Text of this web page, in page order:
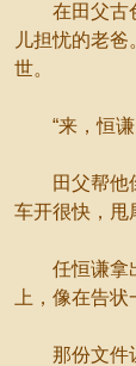
在田父古色
儿担忧的老
世。
“来，恒谦
田父帮他倒
车开很快，甩
任恒谦拿出
上，像在告
那份文件让